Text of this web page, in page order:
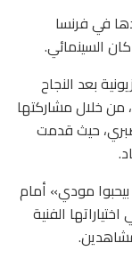
في فرنسا
السينمائي.
بعد النجاح
من خلال مشاركتها
حيث قدمت
مودي» أمام
الفنية